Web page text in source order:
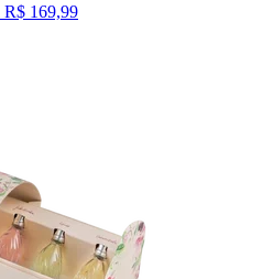
R$ 169,99